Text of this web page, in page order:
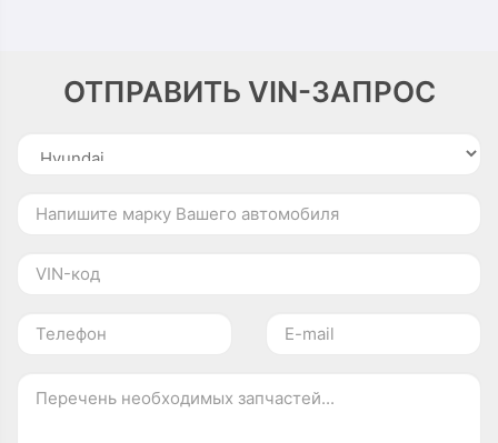
ОТПРАВИТЬ VIN-ЗАПРОС